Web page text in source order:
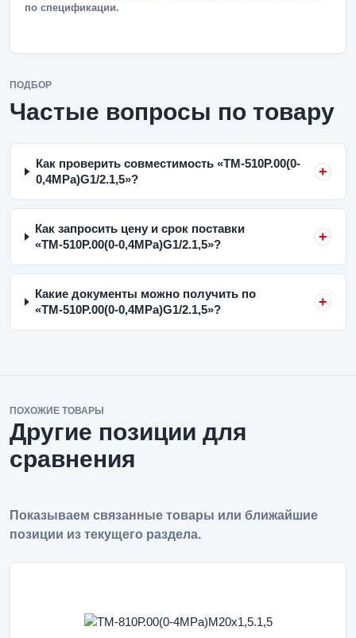
по спецификации.
ПОДБОР
Частые вопросы по товару
Как проверить совместимость «ТМ-510Р.00(0-
0,4MPa)G1/2.1,5»?
Как запросить цену и срок поставки
«ТМ-510Р.00(0-0,4MPa)G1/2.1,5»?
Какие документы можно получить по
«ТМ-510Р.00(0-0,4MPa)G1/2.1,5»?
ПОХОЖИЕ ТОВАРЫ
Другие позиции для
сравнения
Показываем связанные товары или ближайшие
позиции из текущего раздела.